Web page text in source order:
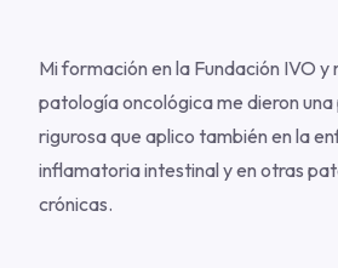
Mi formación en la Fundación IVO y
patología oncológica me dieron
rigurosa que aplico también en la
inflamatoria intestinal y en otras
crónicas.